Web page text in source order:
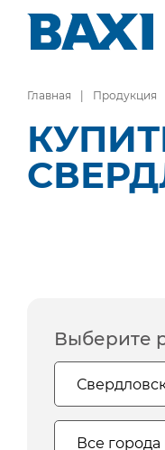
Главная Продукция
Выберите